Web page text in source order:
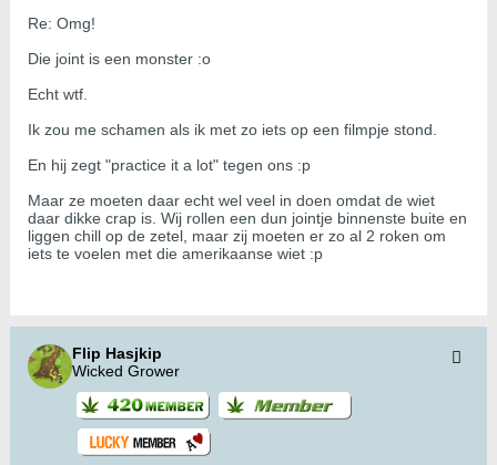
Re: Omg!
Die joint is een monster :o
Echt wtf.
Ik zou me schamen als ik met zo iets op een filmpje stond.
En hij zegt "practice it a lot" tegen ons :p
Maar ze moeten daar echt wel veel in doen omdat de wiet
daar dikke crap is. Wij rollen een dun jointje binnenste buite en
liggen chill op de zetel, maar zij moeten er zo al 2 roken om
iets te voelen met die amerikaanse wiet :p
Flip Hasjkip
Wicked Grower